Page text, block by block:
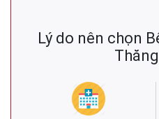
Lý do nên chọn